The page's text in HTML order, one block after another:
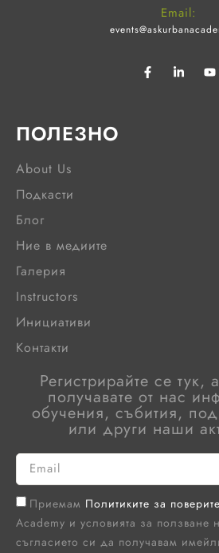
Email:
ПОЛЕЗНО
About Us
Подкасти
Блог
Ние в медиите
Галерия
Instructors
Инициативи
Контакти
Регистрирайте се тук,
получавате от нас
обучения, събития,
или други наши
Приемам Политиките за
Academy и условията за ползване
съгласието си да получавам